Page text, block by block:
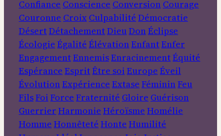
Confiance Conscience Conversion Courage
Couronne Croix Culpabilité Démocratie
DésertDétachementDieuDonÉclipse
Écologie Égalité ÉlévationEnfantEnfer
EngagementEnnemisEnracinementÉquité
Espérance EspritÊtre soi Europe Éveil
ÉvolutionExpérience Extase FémininFeu
FilsFoi Force Fraternité Gloire Guérison
Guerrier Harmonie Héroïsme Homélie
Homme Honnêteté Honte Humilité